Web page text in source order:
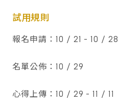
試用規則
報名申請：10 / 21 - 10 / 28
名單公佈：10 / 29
心得上傳：10 / 29 - 11 / 11